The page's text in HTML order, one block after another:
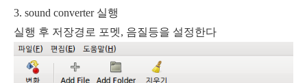
3. sound converter 실행
실행 후 저장경로 포멧, 음질등을 설정한다